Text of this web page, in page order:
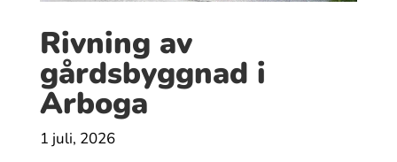
Rivning av
gårdsbyggnad i
Arboga
1 juli, 2026